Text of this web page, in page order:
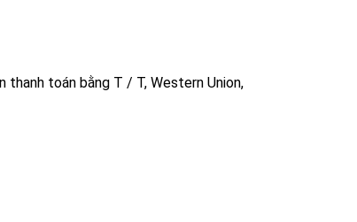
thanh toán bằng T / T, Western Union,